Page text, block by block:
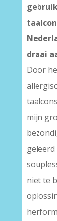
draai
Door
mijn
geleerd
niet te